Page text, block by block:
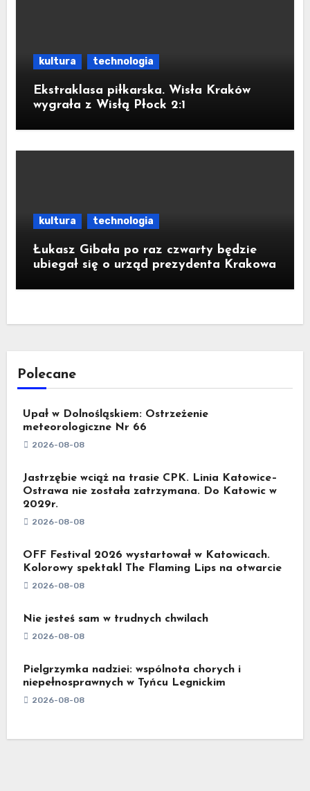
kultura technologia
Ekstraklasa piłkarska. Wisła Kraków
wygrała z Wisłą Płock 2:1
kultura technologia
Łukasz Gibała po raz czwarty będzie
ubiegał się o urząd prezydenta Krakowa
Polecane
Upał w Dolnośląskiem: Ostrzeżenie
meteorologiczne Nr 66
2026-08-08
Jastrzębie wciąż na trasie CPK. Linia Katowice–
Ostrawa nie została zatrzymana. Do Katowic w
2029r.
2026-08-08
OFF Festival 2026 wystartował w Katowicach.
Kolorowy spektakl The Flaming Lips na otwarcie
2026-08-08
Nie jesteś sam w trudnych chwilach
2026-08-08
Pielgrzymka nadziei: wspólnota chorych i
niepełnosprawnych w Tyńcu Legnickim
2026-08-08